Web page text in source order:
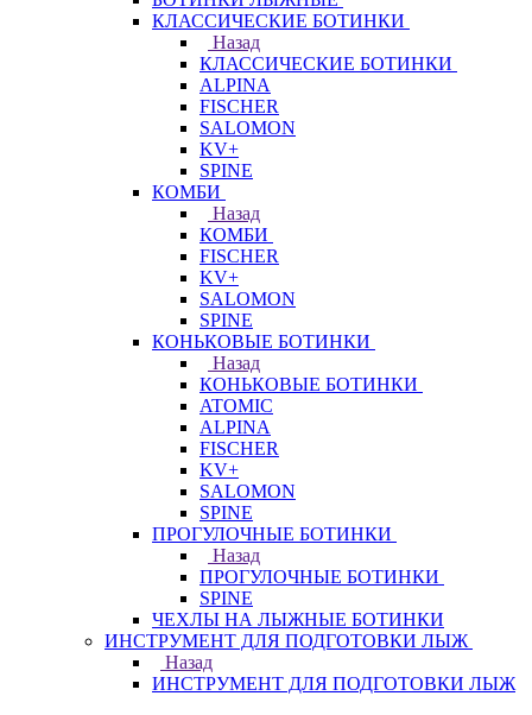
КЛАССИЧЕСКИЕ БОТИНКИ
Назад
КЛАССИЧЕСКИЕ БОТИНКИ
ALPINA
FISCHER
SALOMON
KV+
SPINE
КОМБИ
Назад
КОМБИ
FISCHER
KV+
SALOMON
SPINE
КОНЬКОВЫЕ БОТИНКИ
Назад
КОНЬКОВЫЕ БОТИНКИ
ATOMIC
ALPINA
FISCHER
KV+
SALOMON
SPINE
ПРОГУЛОЧНЫЕ БОТИНКИ
Назад
ПРОГУЛОЧНЫЕ БОТИНКИ
SPINE
ЧЕХЛЫ НА ЛЫЖНЫЕ БОТИНКИ
ИНСТРУМЕНТ ДЛЯ ПОДГОТОВКИ ЛЫЖ
Назад
ИНСТРУМЕНТ ДЛЯ ПОДГОТОВКИ ЛЫЖ